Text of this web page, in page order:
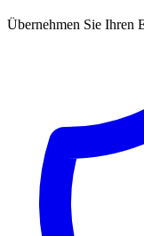
Übernehmen Sie Ihren